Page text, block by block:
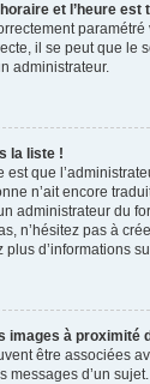
et l’heure
il se peut que le
administrateur.
la liste !
que
n’ait encore
administrateur du
n’hésitez pas à
d’informations
images à proximité
être associées
messages d’un